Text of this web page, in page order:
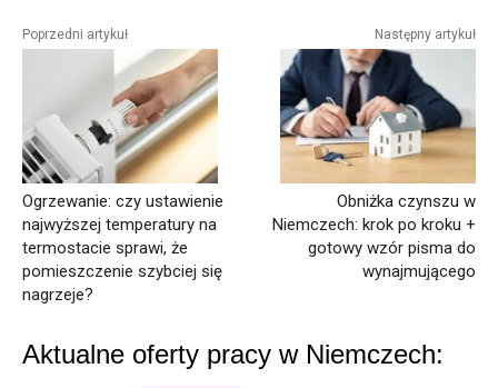
Poprzedni artykuł
Ogrzewanie: czy ustawienie
najwyższej temperatury na
termostacie sprawi, że
pomieszczenie szybciej się
nagrzeje?
Następny artykuł
Obniżka czynszu w
Niemczech: krok po kroku +
gotowy wzór pisma do
wynajmującego
Aktualne oferty pracy w Niemczech: